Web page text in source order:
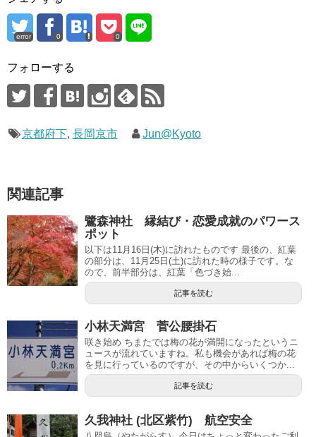
error 0 0
フォローする
京都府下, 長岡京市 Jun@Kyoto
関連記事
鷺森神社 縁結び・恋愛成就のパワース
ポット
以下は11月16日(木)に訪れたものです 最後の、紅葉
の部分は、11月25日(土)に訪れた時の様子です。な
ので、前半部分は、紅葉「色づき始...
記事を読む
小林天満宮 菅公腰掛石
咲き始め ちまたでは梅の花が満開になったというニ
ュースが流れていますね。私も機会があれば梅の花
を見に行っているのですが、その中からいくつか...
記事を読む
久我神社 (北区紫竹) 航空安全